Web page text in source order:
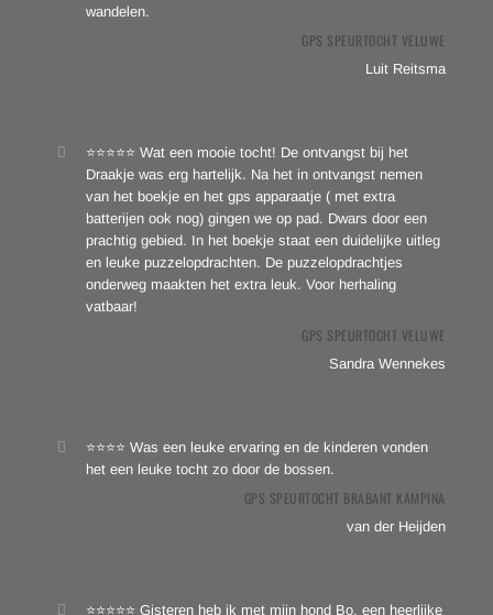
wandelen.
GPS SPEURTOCHT VELUWE
Luit Reitsma
⭐⭐⭐⭐⭐ Wat een mooie tocht! De ontvangst bij het
Draakje was erg hartelijk. Na het in ontvangst nemen
van het boekje en het gps apparaatje ( met extra
batterijen ook nog) gingen we op pad. Dwars door een
prachtig gebied. In het boekje staat een duidelijke uitleg
en leuke puzzelopdrachten. De puzzelopdrachtjes
onderweg maakten het extra leuk. Voor herhaling
vatbaar!
GPS SPEURTOCHT VELUWE
Sandra Wennekes
⭐⭐⭐⭐ Was een leuke ervaring en de kinderen vonden
het een leuke tocht zo door de bossen.
GPS SPEURTOCHT BRABANT KAMPINA
van der Heijden
⭐⭐⭐⭐⭐ Gisteren heb ik met mijn hond Bo, een heerlijke